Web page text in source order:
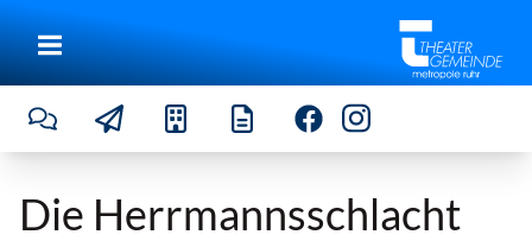
Die Herrmannsschlacht